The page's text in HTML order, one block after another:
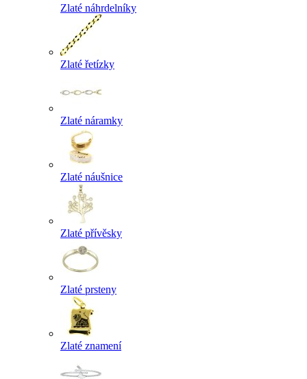
Zlaté náhrdelníky
Zlaté řetízky
Zlaté náramky
Zlaté náušnice
Zlaté přívěsky
Zlaté prsteny
Zlaté znamení